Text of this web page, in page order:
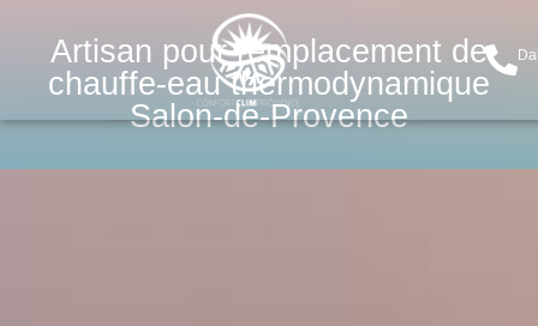
Artisan pour remplacement de
chauffe-eau thermodynamique
Salon-de-Provence